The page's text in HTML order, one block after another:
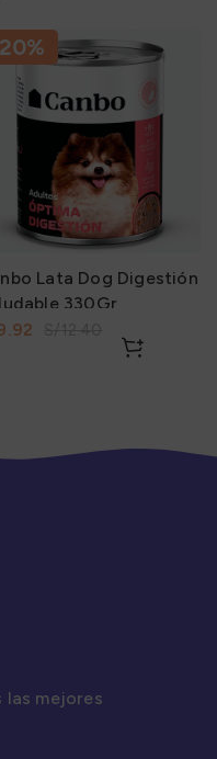
Lata Dog Digestión
330Gr
las mejores